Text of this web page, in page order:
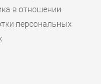
в отношении
персональных